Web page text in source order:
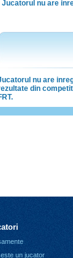
Jucatorul nu are
nu are
din
un jucator